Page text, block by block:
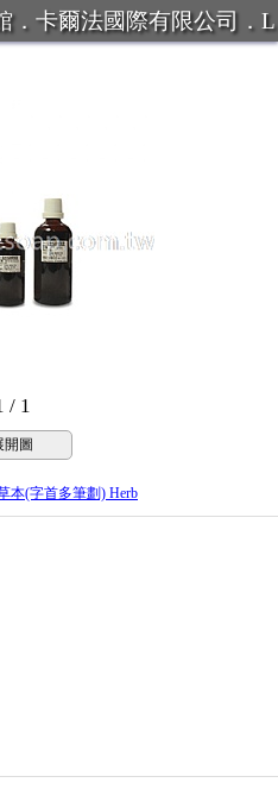
．卡爾法國際有限公司．L
服專線:07-387
/ 1
開圖
本(字首多筆劃) Herb